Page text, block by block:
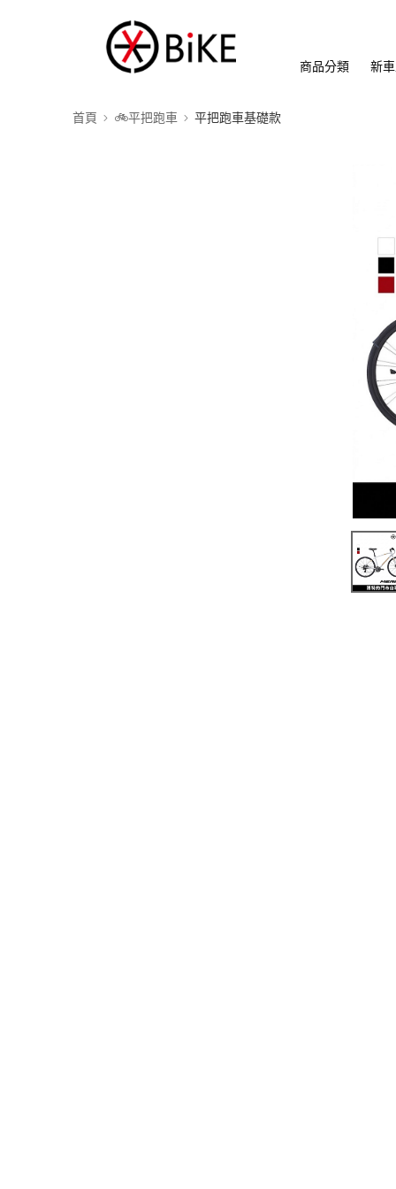
商品分類 新
首頁 🚲平把跑車 平把跑車基礎款